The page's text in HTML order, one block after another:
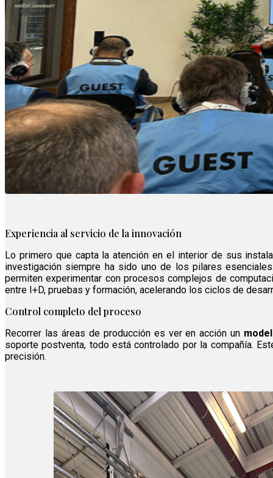
Experiencia al servicio de la innovación
Lo primero que capta la atención en el interior de sus
investigación siempre ha sido uno de los pilares
permiten experimentar con procesos complejos de
entre I+D, pruebas y formación, acelerando los ciclos de
Control completo del proceso
Recorrer las áreas de producción es ver en acción un
soporte postventa, todo está controlado por la compañía.
precisión.